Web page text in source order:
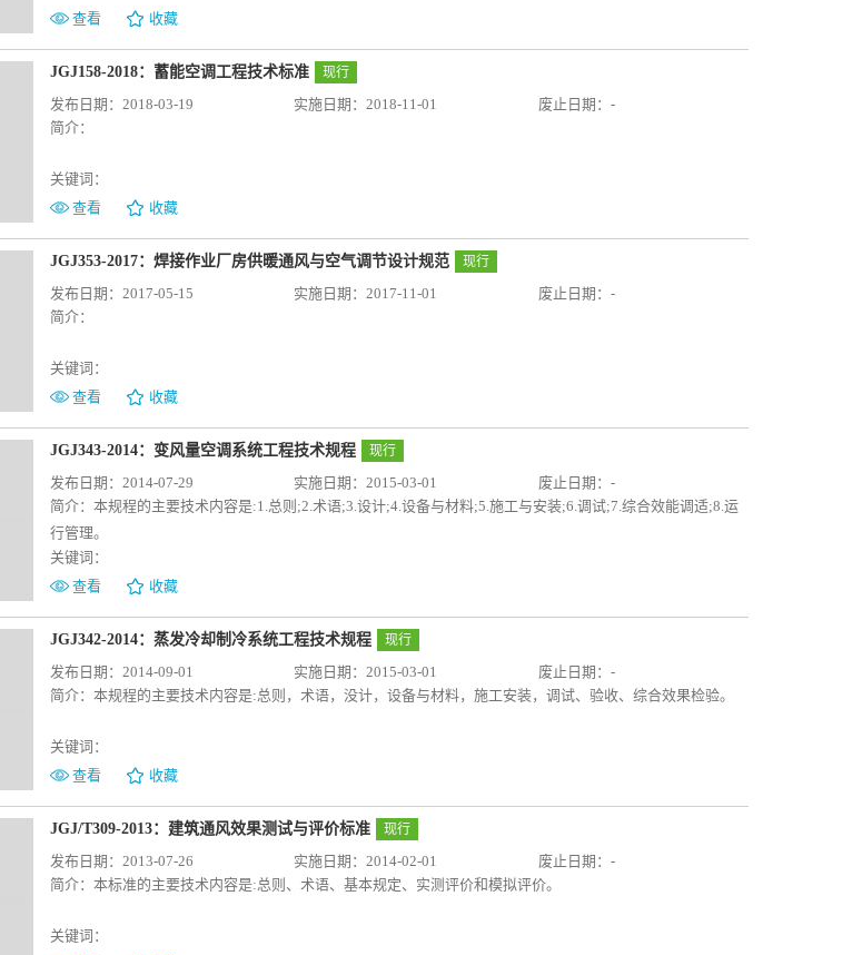
查看
收藏
JGJ158-2018：蓄能空调工程技术标准 现行
发布日期：2018-03-19 实施日期：2018-11-01
废止日期：-
简介：
关键词：
查看
收藏
JGJ353-2017：焊接作业厂房供暖通风与空气调节设计规范 现行
发布日期：2017-05-15 实施日期：2017-11-01
废止日期：-
简介：
关键词：
查看
收藏
JGJ343-2014：变风量空调系统工程技术规程 现行
发布日期：2014-07-29 实施日期：2015-03-01
废止日期：-
简介： 本规程的主要技术内容是:1.总则;2.术语;3.设计;4.设备与材料;5.施工与安装;6.调试;7.综合效能调适;8.运
行管理。
关键词：
查看
收藏
JGJ342-2014：蒸发冷却制冷系统工程技术规程 现行
发布日期：2014-09-01 实施日期：2015-03-01
废止日期：-
简介： 本规程的主要技术内容是:总则，术语，没计，设备与材料，施工安装，调试、验收、综合效果检验。
关键词：
查看
收藏
JGJ/T309-2013：建筑通风效果测试与评价标准 现行
发布日期：2013-07-26 实施日期：2014-02-01
废止日期：-
简介： 本标准的主要技术内容是:总则、术语、基本规定、实测评价和模拟评价。
关键词：